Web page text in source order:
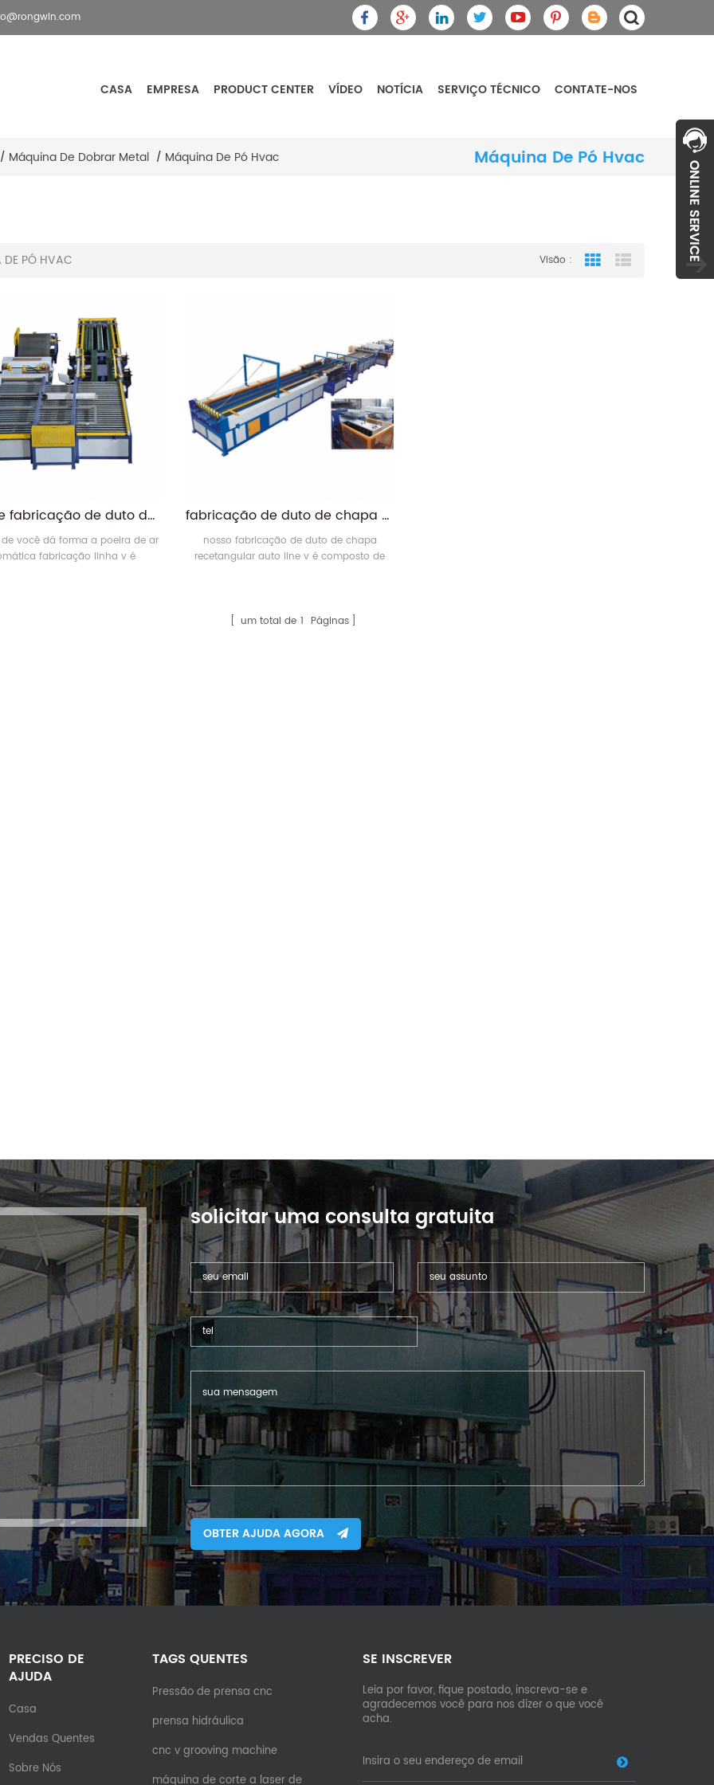
CASA EMPRESA PRODUCT CENTER VÍDEO NOTÍCIA SERVIÇO TÉCNICO CONTATE-NOS
Máquina De Pó Hvac
/ Máquina De Dobrar Metal / Máquina De Pó Hvac
DE PÓ HVAC Visão : Grid View
linha de fabricação de duto de ar automática moldada v
você dá forma a poeira de ar
fabricação linha v é
fabricação de duto de chapa recetangular auto line v
nosso fabricação de duto de chapa
recetangular auto line v é composto de
máquina de corte de ângulo de
um total de 1 Páginas
solicitar uma consulta gratuita
OBTER AJUDA AGORA
PRECISO DE
AJUDA
Casa
Vendas Quentes
Sobre Nós
TAGS QUENTES
Pressão de prensa cnc
prensa hidráulica
cnc v grooving machine
máquina de corte a laser de
SE INSCREVER
Leia por favor, fique postado, inscreva-se e
agradecemos você para nos dizer o que você
acha.